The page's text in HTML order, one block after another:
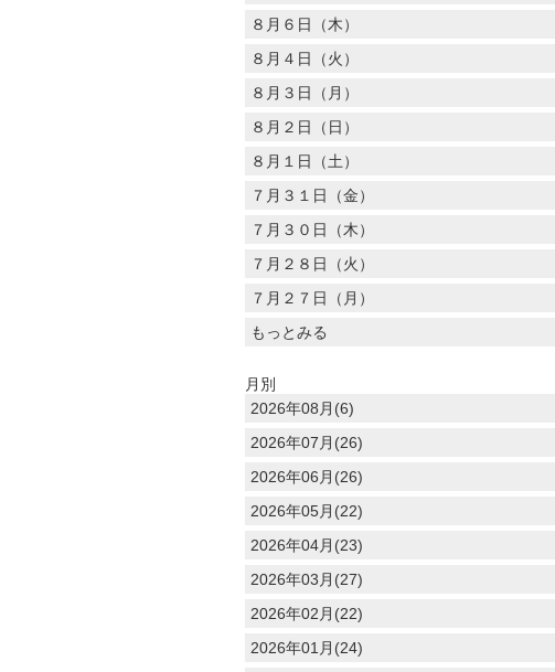
８月６日（木）
８月４日（火）
８月３日（月）
８月２日（日）
８月１日（土）
７月３１日（金）
７月３０日（木）
７月２８日（火）
７月２７日（月）
もっとみる
月別
2026年08月(6)
2026年07月(26)
2026年06月(26)
2026年05月(22)
2026年04月(23)
2026年03月(27)
2026年02月(22)
2026年01月(24)